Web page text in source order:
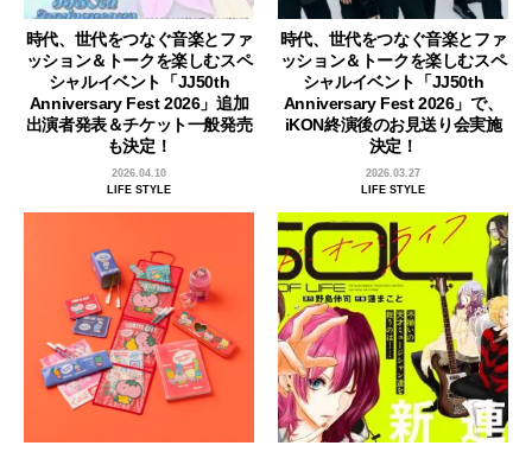
時代、世代をつなぐ音楽とファ
ッション＆トークを楽しむスペ
シャルイベント「JJ50th
Anniversary Fest 2026」追加
出演者発表＆チケット一般発売
も決定！
2026.04.10
LIFE STYLE
時代、世代をつなぐ音楽とファ
ッション＆トークを楽しむスペ
シャルイベント「JJ50th
Anniversary Fest 2026」で、
iKON終演後のお見送り会実施
決定！
2026.03.27
LIFE STYLE